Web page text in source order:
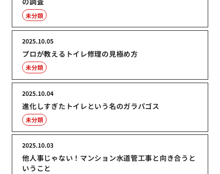
未分類
プロが教えるトイレ修理の見極め方
2025.10.05
未分類
進化しすぎたトイレという名のガラパゴス
2025.10.04
未分類
他人事じゃない！マンション水道管工事と向き合うと
いうこと
2025.10.03